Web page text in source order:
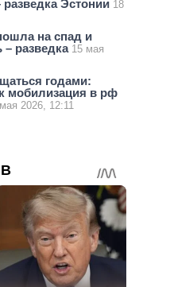
Эстонии 18
на спад и
– разведка 15 мая
годами:
мобилизация в рф
2026, 12:11